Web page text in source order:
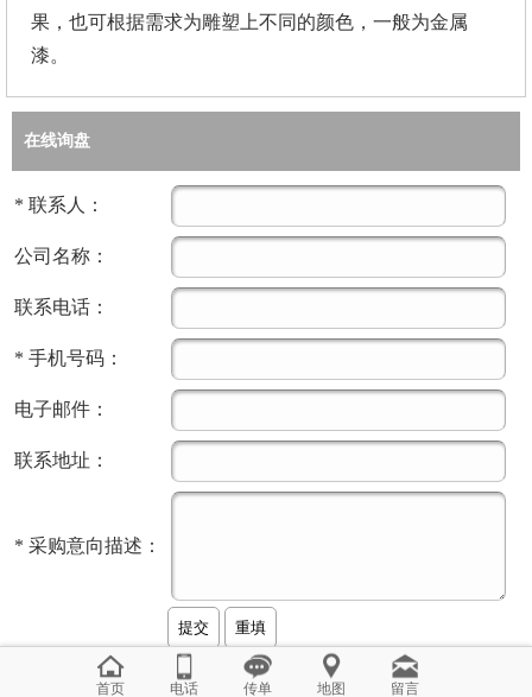
果，也可根据需求为雕塑上不同的颜色，一般为金属
漆。
在线询盘
* 联系人：
公司名称：
联系电话：
* 手机号码：
电子邮件：
联系地址：
* 采购意向描述：
首页 电话 传单 地图 留言